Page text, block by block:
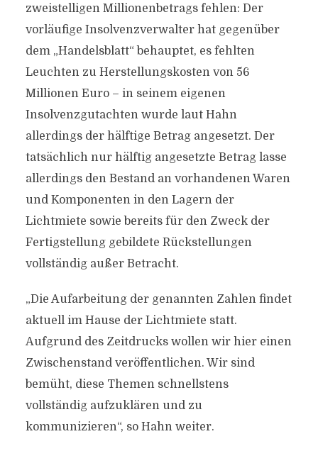
zweistelligen Millionenbetrags fehlen: Der
vorläufige Insolvenzverwalter hat gegenüber
dem „Handelsblatt“ behauptet, es fehlten
Leuchten zu Herstellungskosten von 56
Millionen Euro – in seinem eigenen
Insolvenzgutachten wurde laut Hahn
allerdings der hälftige Betrag angesetzt. Der
tatsächlich nur hälftig angesetzte Betrag lasse
allerdings den Bestand an vorhandenen Waren
und Komponenten in den Lagern der
Lichtmiete sowie bereits für den Zweck der
Fertigstellung gebildete Rückstellungen
vollständig außer Betracht.
„Die Aufarbeitung der genannten Zahlen findet
aktuell im Hause der Lichtmiete statt.
Aufgrund des Zeitdrucks wollen wir hier einen
Zwischenstand veröffentlichen. Wir sind
bemüht, diese Themen schnellstens
vollständig aufzuklären und zu
kommunizieren“, so Hahn weiter.